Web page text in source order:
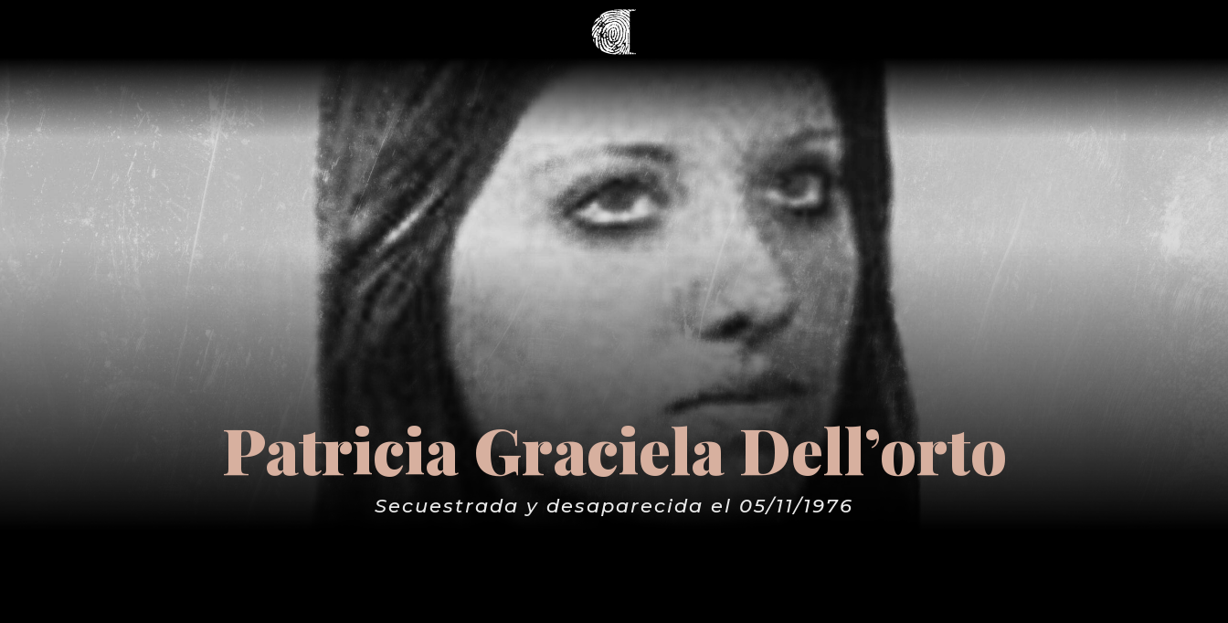
Patricia Graciela Dell’orto
Secuestrada y desaparecida el 05/11/1976